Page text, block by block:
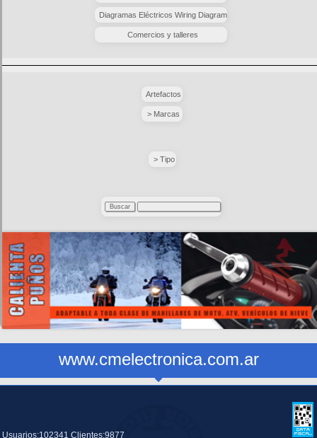
Diagramas Eléctricos Wiring Diagram
Comercios y talleres
Artefactos
> Marcas
> Tipo
www.cmelectronica.com.ar
Usuarios:102341 Clientes:9877